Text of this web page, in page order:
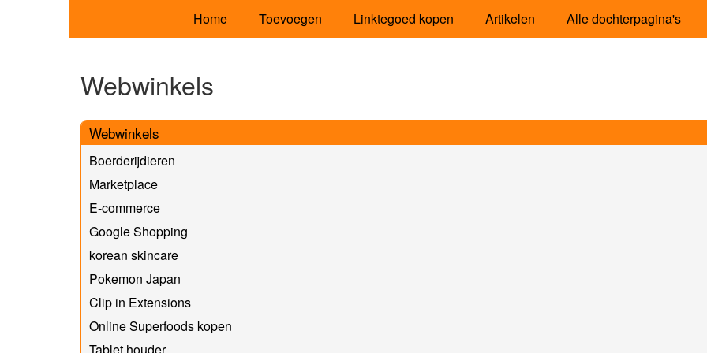
Home Toevoegen Linktegoed kopen Artikelen Alle dochterpagina's
Webwinkels
Webwinkels
Boerderijdieren
Marketplace
E-commerce
Google Shopping
korean skincare
Pokemon Japan
Clip in Extensions
Online Superfoods kopen
Tablet houder